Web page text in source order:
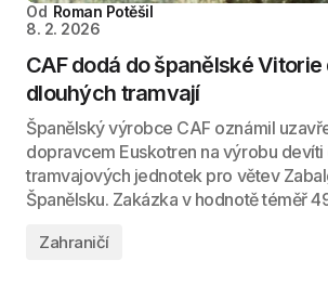
Od Roman Potěšil
8. 2. 2026
CAF dodá do španělské
dlouhých tramvají
Španělský výrobce CAF oznámil
dopravcem Euskotren na výrobu
tramvajových jednotek pro větev
Španělsku. Zakázka v hodnotě téměř
Zahraničí